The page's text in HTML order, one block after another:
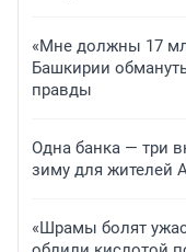
«Мне должны 17
Башкирии
правды
Одна банка — три
зиму для жителей
«Шрамы болят